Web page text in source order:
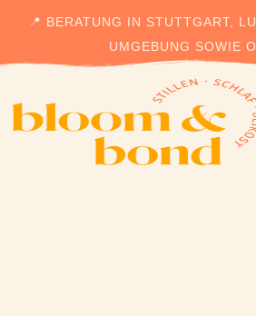
📍 BERATUNG IN STUTTGART,
UMGEBUNG SOWIE